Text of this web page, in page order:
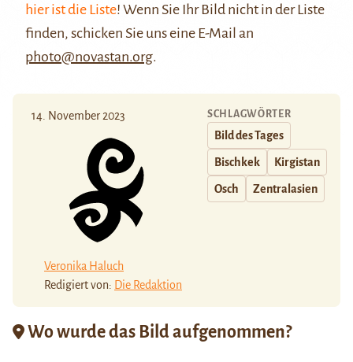
hier ist die Liste! Wenn Sie Ihr Bild nicht in der Liste
finden, schicken Sie uns eine E-Mail an
photo@novastan.org.
14. November 2023
Veronika Haluch
Redigiert von: Die Redaktion
SCHLAGWÖRTER
Bild des Tages
Bischkek Kirgistan
Osch Zentralasien
Wo wurde das Bild aufgenommen?